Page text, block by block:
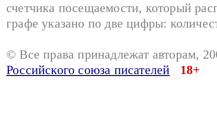
счетчика посещаемости, который
графе указано по две цифры:
© Все права принадлежат авторам,
Российского союза писателей
18+